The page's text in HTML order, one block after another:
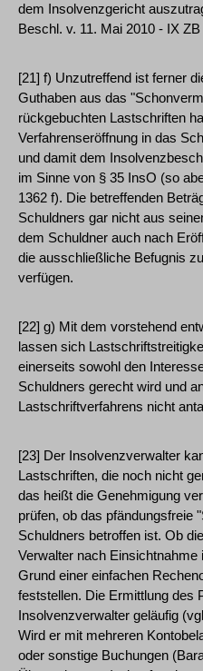
dem Insolvenzgericht
Beschl. v. 11. Mai 2010 - IX ZB
[21] f) Unzutreffend ist ferner
Guthaben aus das
rückgebuchten Lastschriften
Verfahrenseröffnung in das
und damit dem
im Sinne von § 35 InsO (so
1362 f). Die betreffenden
Schuldners gar nicht aus
dem Schuldner auch nach
die ausschließliche Befugnis
verfügen.
[22] g) Mit dem vorstehend
lassen sich
einerseits sowohl den
Schuldners gerecht wird und
Lastschriftverfahrens nicht
[23] Der Insolvenzverwalter
Lastschriften, die noch nicht
das heißt die Genehmigung
prüfen, ob das pfändungsfreie
Schuldners betroffen ist. Ob
Verwalter nach
Grund einer einfachen
feststellen. Die Ermittlung des
Insolvenzverwalter geläufig
Wird er mit mehreren
oder sonstige Buchungen